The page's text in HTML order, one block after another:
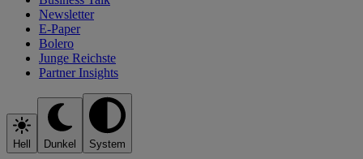
Newsletter
E-Paper
Bolero
Junge Reichste
Partner Insights
Hell Dunkel System